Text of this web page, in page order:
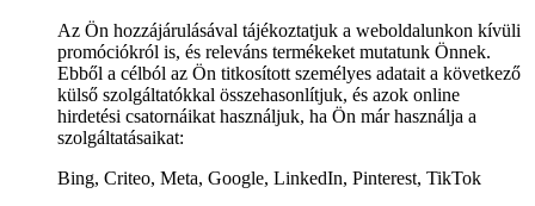
Az Ön hozzájárulásával tájékoztatjuk a weboldalunkon kívüli
promóciókról is, és releváns termékeket mutatunk Önnek.
Ebből a célból az Ön titkosított személyes adatait a következő
külső szolgáltatókkal összehasonlítjuk, és azok online
hirdetési csatornáikat használjuk, ha Ön már használja a
szolgáltatásaikat:
Bing, Criteo, Meta, Google, LinkedIn, Pinterest, TikTok